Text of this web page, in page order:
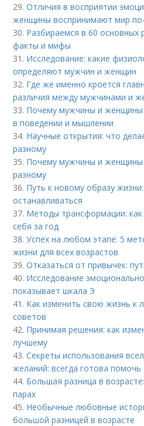
29.Отличия в восприятии
женщины воспринимают мир
30. Разбираемся в 60 основных
факты и мифы
31. Исследование: какие
определяют мужчин и женщин
32. Где же именно кроется
различия между мужчинами и
33. Почему мужчины и женщины
в поведении и мышлении
34. Научные открытия: что
разному
35. Почему мужчины и
разному
36. Путь к новому образу
останавливаться
37. Методы трансформации: как
себя за год
38.Успех на любом этапе: 5
жизни для всех возрастов
39.Отказаться от привычек:
40. Исследование
показывает шкала Э
41. Как изменить свою жизнь к
советов
42. Принимая решения: как
лучшему
43.Секреты использования
желаний: всегда готова помочь
44. Большая разница в
парах
45. Необычные любовные
большой разницей в возрасте